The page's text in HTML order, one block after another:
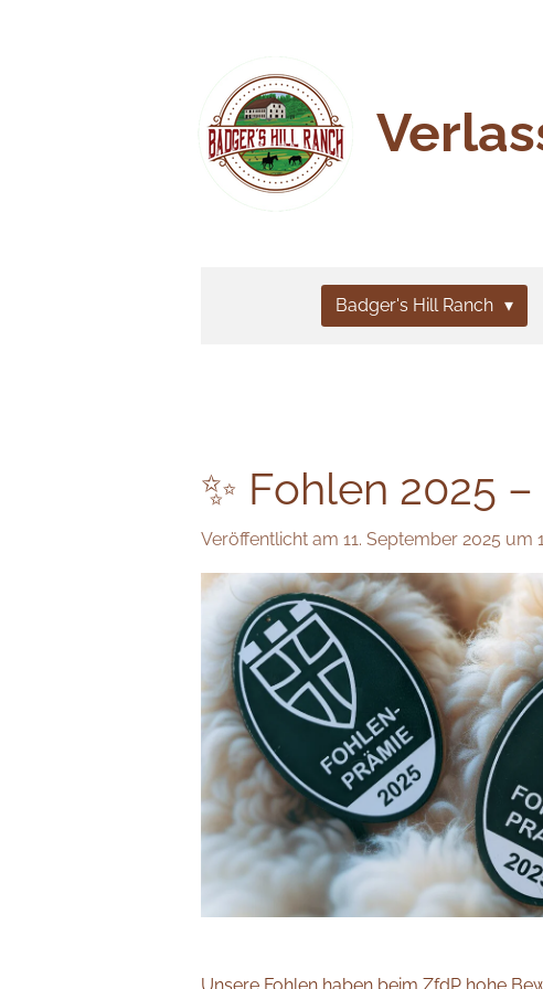
Badger's Hill Ranch
✨ Fohlen 2025
Veröffentlicht am 11. September 2025 um